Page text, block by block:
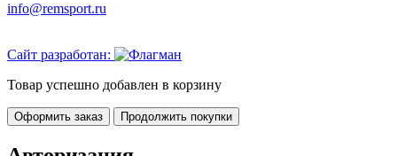
info@remsport.ru
Сайт разработан:
Товар успешно добавлен в корзину
Оформить заказ Продолжить покупки